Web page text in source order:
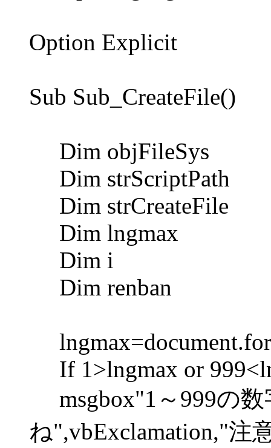
Option Explicit
Sub Sub_CreateFile()
Dim objFileSys
Dim strScriptPath
Dim strCreateFile
Dim lngmax
Dim i
Dim renban
If 1>lngmax or
msgbox"1～999の数
ね",vbExclamation,"注